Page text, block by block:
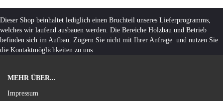
Dieser Shop beinhaltet lediglich einen Bruchteil unseres Lieferprogramms,
welches wir laufend ausbauen werden. Die Bereiche Holzbau und Betrieb
befinden sich im Aufbau. Zögern Sie nicht mit Ihrer Anfrage und nutzen Sie
die Kontaktmöglichkeiten zu uns.
MEHR ÜBER...
Impressum